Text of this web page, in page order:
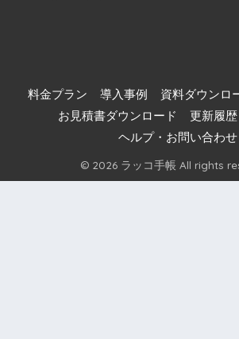
料金プラン 導入事例 資料ダウンロ
お見積書ダウンロード
更新履歴
ヘルプ・お問い合わせ
© 2026 ラッコ手帳 All rights